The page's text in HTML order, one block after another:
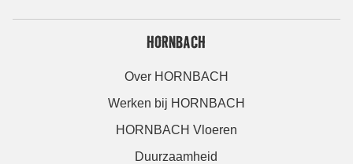
HORNBACH
Over HORNBACH
Werken bij HORNBACH
HORNBACH Vloeren
Duurzaamheid